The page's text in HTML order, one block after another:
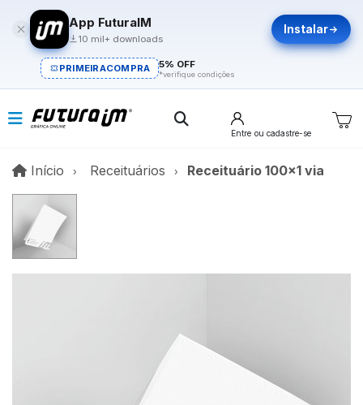
App FuturaIM
10 mil+ downloads
Instalar
PRIMEIRACOMPRA 5% OFF
*verifique condições
Entre ou cadastre-se
Início InícioReceituários Receituário 100x1 via